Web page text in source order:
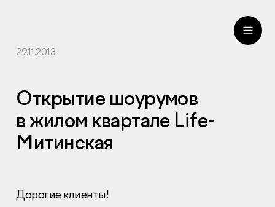
29.11.2013
Открытие шоурумов
в жилом квартале Life-
Митинская
Дорогие клиенты!